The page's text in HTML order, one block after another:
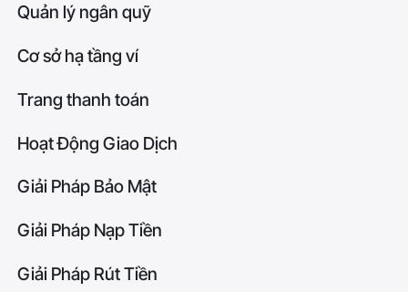
Quản lý ngân quỹ
Cơ sở hạ tầng ví
Trang thanh toán
Hoạt Động Giao Dịch
Giải Pháp Bảo Mật
Giải Pháp Nạp Tiền
Giải Pháp Rút Tiền